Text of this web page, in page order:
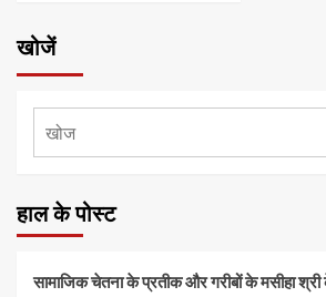
खोजें
हाल के पोस्ट
सामाजिक चेतना के प्रतीक और गरीबों के मसीहा